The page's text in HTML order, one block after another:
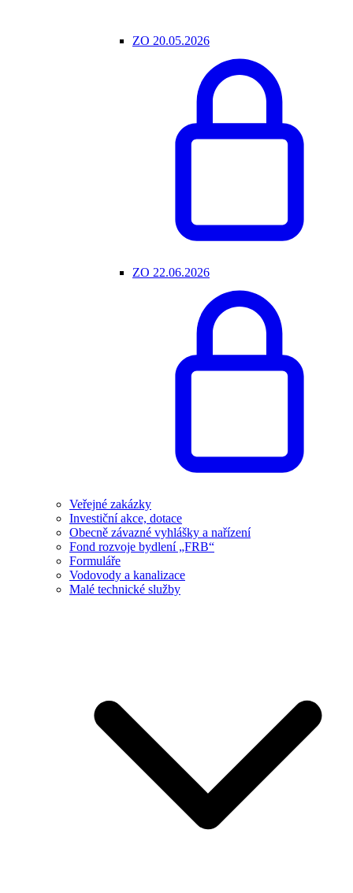
ZO 20.05.2026
ZO 22.06.2026
Veřejné zakázky
Investiční akce, dotace
Obecně závazné vyhlášky a nařízení
Fond rozvoje bydlení „FRB“
Formuláře
Vodovody a kanalizace
Malé technické služby